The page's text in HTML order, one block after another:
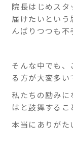
院長はじめスタ
届けたいとい
んばりつつも不
そんな中でも、
る方が大変多い
私たちの励み
はと鼓舞するこ
本当にありがた